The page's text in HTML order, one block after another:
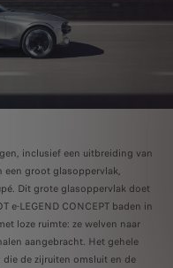
inclusief een uitbreiding van
een groot glasoppervlak,
Dit grote glasoppervlak doet
e-LEGEND CONCEPT baden in
loze ruimte: ze welven naar
aangebracht. Het gehele
de zijruiten omsluit en de